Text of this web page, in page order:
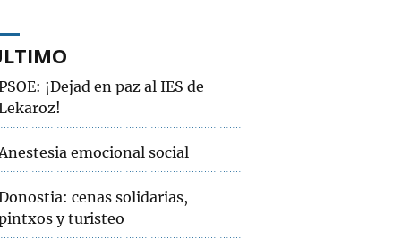
¡Dejad en paz al IES de
emocional social
cenas solidarias,
y turisteo